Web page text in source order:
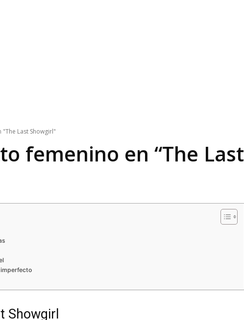
Last Showgirl"
femenino en “The Last
imperfecto
Showgirl